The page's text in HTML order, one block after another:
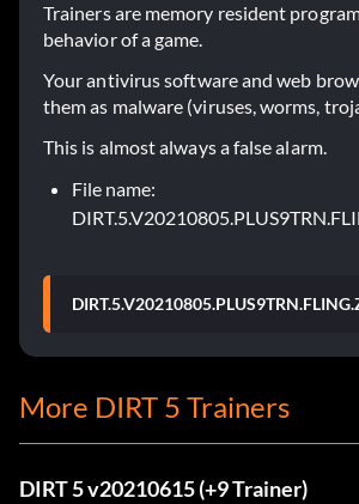
Trainers are memory resident
behavior of a game.
Your antivirus software and web
them as malware (viruses, worms,
This is almost always a false alarm.
File name:
More DIRT 5 Trainers
DIRT 5 v20210615 (+9 Trainer)